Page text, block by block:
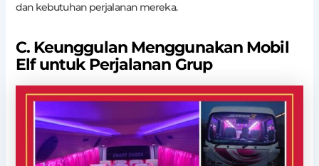
dan kebutuhan perjalanan mereka.
C. Keunggulan Menggunakan Mobil
Elf untuk Perjalanan Grup